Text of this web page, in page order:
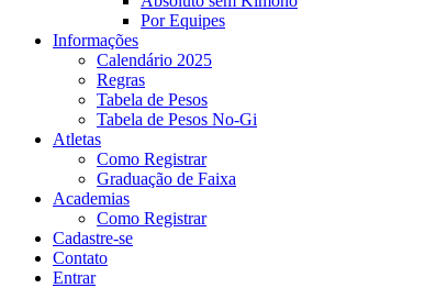
Por Equipes
Informações
Calendário 2025
Regras
Tabela de Pesos
Tabela de Pesos No-Gi
Atletas
Como Registrar
Graduação de Faixa
Academias
Como Registrar
Cadastre-se
Contato
Entrar